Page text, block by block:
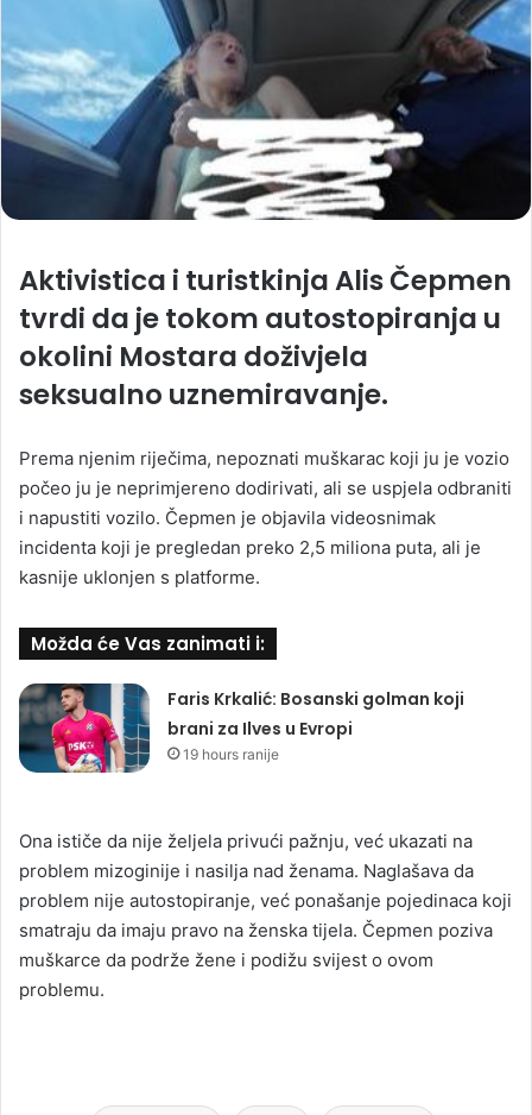
Aktivistica i turistkinja Alis Čepmen
tvrdi da je tokom autostopiranja u
okolini Mostara doživjela
seksualno uznemiravanje.
Prema njenim riječima, nepoznati muškarac koji ju je vozio
počeo ju je neprimjereno dodirivati, ali se uspjela odbraniti
i napustiti vozilo. Čepmen je objavila videosnimak
incidenta koji je pregledan preko 2,5 miliona puta, ali je
kasnije uklonjen s platforme.
Možda će Vas zanimati i:
Faris Krkalić: Bosanski golman koji
brani za Ilves u Evropi
19 hours ranije
Ona ističe da nije željela privući pažnju, već ukazati na
problem mizoginije i nasilja nad ženama. Naglašava da
problem nije autostopiranje, već ponašanje pojedinaca koji
smatraju da imaju pravo na ženska tijela. Čepmen poziva
muškarce da podrže žene i podižu svijest o ovom
problemu.